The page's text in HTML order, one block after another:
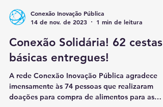
14 de nov. de 2023
1 min de leitura
Conexão Solidária! 62 cestas
básicas entregues!